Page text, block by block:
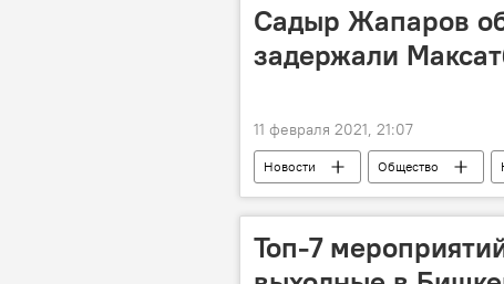
Садыр Жапаров
задержали
11 февраля 2021, 21:07
Новости Общество
Садыр Жапаров
Максат ажы
Топ-7